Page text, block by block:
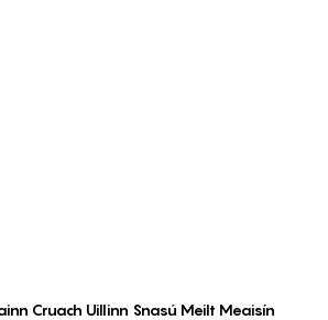
Cruach Uillinn Snasú Meilt Meaisín